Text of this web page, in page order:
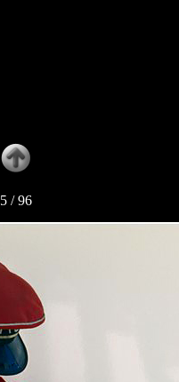
5 / 96